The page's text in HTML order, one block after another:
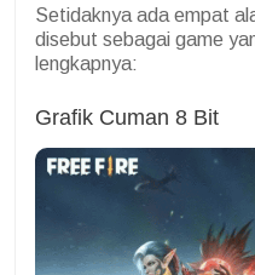
Setidaknya ada empat
disebut sebagai game
lengkapnya:
Grafik Cuman 8 Bit